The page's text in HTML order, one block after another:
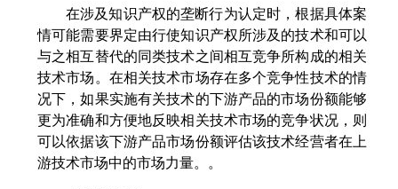
在涉及知识产权的垄断行为认定时，根据具体案
情可能需要界定由行使知识产权所涉及的技术和可以
与之相互替代的同类技术之间相互竞争所构成的相关
技术市场。在相关技术市场存在多个竞争性技术的情
况下，如果实施有关技术的下游产品的市场份额能够
更为准确和方便地反映相关技术市场的竞争状况，则
可以依据该下游产品市场份额评估该技术经营者在上
游技术市场中的市场力量。 。